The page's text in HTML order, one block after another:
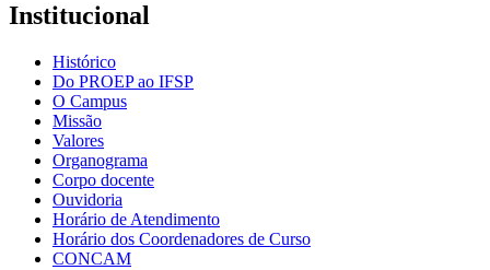
Institucional
Histórico
Do PROEP ao IFSP
O Campus
Missão
Valores
Organograma
Corpo docente
Ouvidoria
Horário de Atendimento
Horário dos Coordenadores de Curso
CONCAM